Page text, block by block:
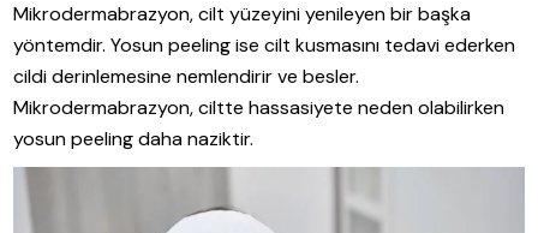
Mikrodermabrazyon, cilt yüzeyini yenileyen bir başka
yöntemdir. Yosun peeling ise cilt kusmasını tedavi ederken
cildi derinlemesine nemlendirir ve besler.
Mikrodermabrazyon, ciltte hassasiyete neden olabilirken
yosun peeling daha naziktir.